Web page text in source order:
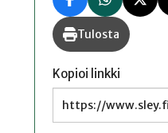
Tulosta
Kopioi linkki